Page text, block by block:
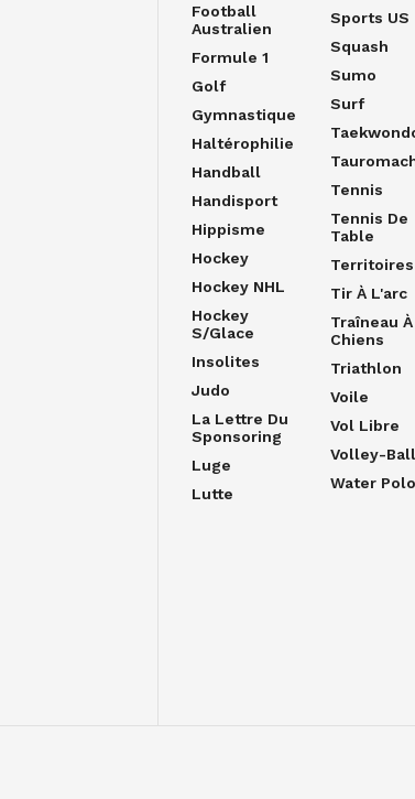
Football
Australien
Formule 1
Golf
Gymnastique
Haltérophilie
Handball
Handisport
Hippisme
Hockey
Hockey NHL
Hockey
S/glace
Insolites
Judo
La Lettre Du
Sponsoring
Luge
Lutte
Sports US
Squash
Sumo
Surf
Tennis
Tennis De
Table
Territoires
Tir À L'arc
Traîneau À
Chiens
Triathlon
Voile
Vol Libre
Volley-Ball
Water Polo